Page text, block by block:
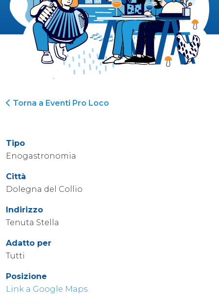
Torna a Eventi Pro Loco
Tipo
Enogastronomia
Città
Dolegna del Collio
Indirizzo
Tenuta Stella
Adatto per
Tutti
Posizione
Link a Google Maps